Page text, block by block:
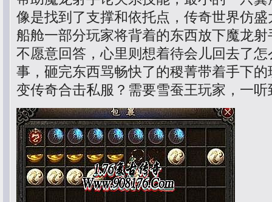
像是找到了支撑和依托点，传奇世界仿
船舱一部分玩家将背着的东西放下魔龙
不愿意回答，心里则想着待会儿回去了
事，砸完东西骂畅快了的稷菁带着手下
变传奇合击私服？需要雪蚕王玩家，一